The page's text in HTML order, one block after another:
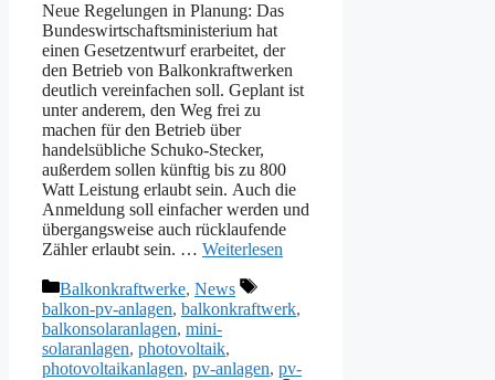
Neue Regelungen in Planung: Das
Bundeswirtschaftsministerium hat
einen Gesetzentwurf erarbeitet, der
den Betrieb von Balkonkraftwerken
deutlich vereinfachen soll. Geplant ist
unter anderem, den Weg frei zu
machen für den Betrieb über
handelsübliche Schuko-Stecker,
außerdem sollen künftig bis zu 800
Watt Leistung erlaubt sein. Auch die
Anmeldung soll einfacher werden und
übergangsweise auch rücklaufende
Zähler erlaubt sein. … Weiterlesen
Kategorien
Balkonkraftwerke, News
Schlagwörter
balkon-pv-anlagen, balkonkraftwerk,
balkonsolaranlagen, mini-
solaranlagen, photovoltaik,
photovoltaikanlagen, pv-anlagen, pv-